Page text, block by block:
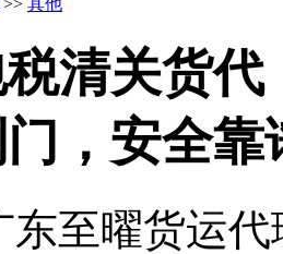
清关货
，安全靠
东至曜货运